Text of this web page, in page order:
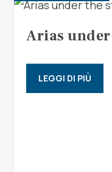
Arias
LEGGI DI PIÙ